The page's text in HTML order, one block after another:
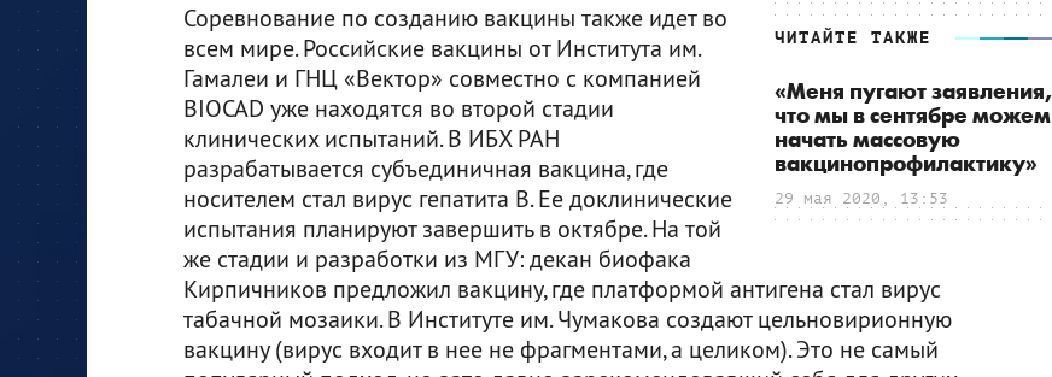
ЧИТАЙТЕ ТАКЖЕ
«Меня пугают заявления,
что мы в сентябре можем
начать массовую
вакцинопрофилактику»
29 мая 2020, 13:53
Соревнование по созданию вакцины также идет во
всем мире. Российские вакцины от Института им.
Гамалеи и ГНЦ «Вектор» совместно с компанией
BIOCAD уже находятся во второй стадии
клинических испытаний. В ИБХ РАН
разрабатывается субъединичная вакцина, где
носителем стал вирус гепатита B. Ее доклинические
испытания планируют завершить в октябре. На той
же стадии и разработки из МГУ: декан биофака
Кирпичников предложил вакцину, где платформой антигена стал вирус
табачной мозаики. В Институте им. Чумакова создают цельновирионную
вакцину (вирус входит в нее не фрагментами, а целиком). Это не самый